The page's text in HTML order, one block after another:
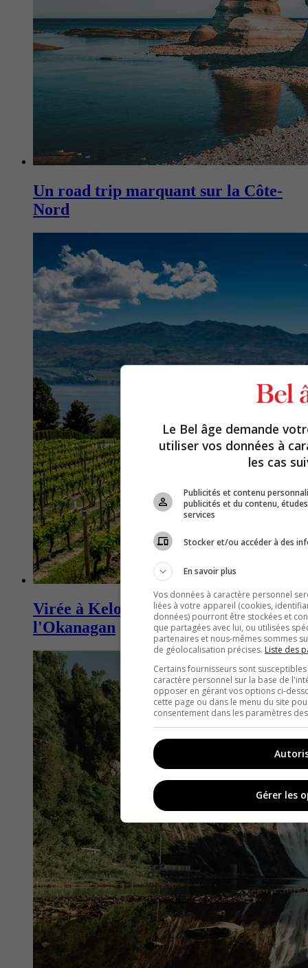
Un road trip marquant sur la Côte-
Nord
Virée à Kelowna et dans la vallée de
l'Okanagan
Le Bel âge demande
utiliser vos données à
les cas
Publicités et contenu
publicités et du contenu,
services
Stocker et/ou accéder à des
En savoir plus
Vos données à caractère personnel
liées à votre appareil (cookies,
données) pourront être stockées et
que partagées avec lui, ou utilisées
partenaires et nous-mêmes sommes
de géolocalisation précises. Liste des
Certains fournisseurs sont
caractère personnel sur la base de
opposer en gérant vos options ci-
cette page ou dans le menu du site
consentement dans les paramètres
Gérer les